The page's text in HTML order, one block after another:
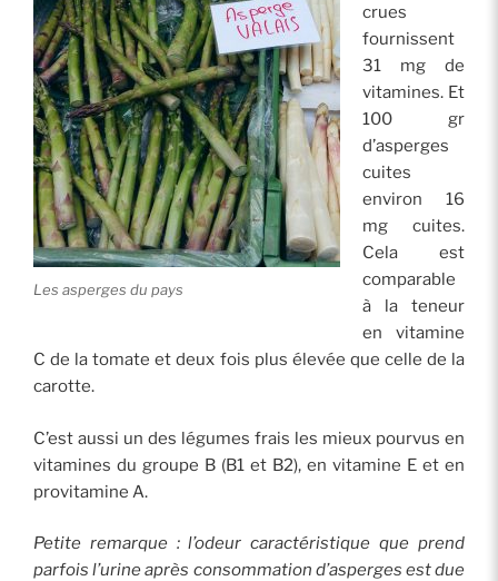
Les asperges du pays
crues
fournissent
31 mg de
vitamines. Et
100 gr
d’asperges
cuites
environ 16
mg cuites.
Cela est
comparable
à la teneur
en vitamine
C de la tomate et deux fois plus élevée que celle de la
carotte.
C’est aussi un des légumes frais les mieux pourvus en
vitamines du groupe B (B1 et B2), en vitamine E et en
provitamine A.
Petite remarque : l’odeur caractéristique que prend
parfois l’urine après consommation d’asperges est due